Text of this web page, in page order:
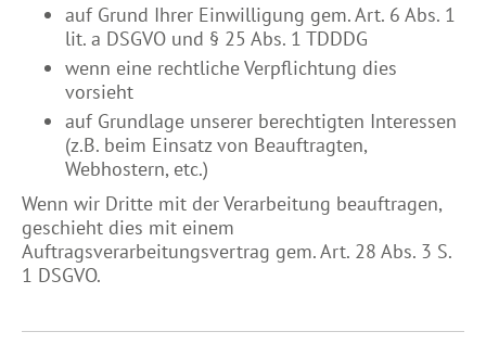
auf Grund Ihrer Einwilligung gem. Art. 6 Abs. 1
lit. a DSGVO und § 25 Abs. 1 TDDDG
wenn eine rechtliche Verpflichtung dies
vorsieht
auf Grundlage unserer berechtigten Interessen
(z.B. beim Einsatz von Beauftragten,
Webhostern, etc.)
Wenn wir Dritte mit der Verarbeitung beauftragen,
geschieht dies mit einem
Auftragsverarbeitungsvertrag gem. Art. 28 Abs. 3 S.
1 DSGVO.